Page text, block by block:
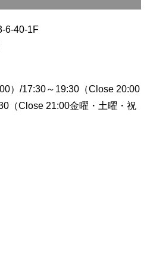
6-40-1F
）/17:30～19:30（Close 20:00
（Close 21:00金曜・土曜・祝